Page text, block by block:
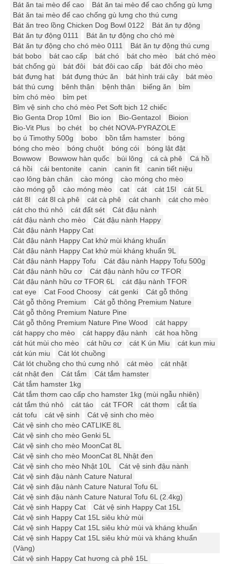
Bát ăn tai mèo đế cao
Bát ăn tai mèo đế cao chống gù lưng
Bát ăn tai mèo đế cao chống gù lưng cho thú cưng
Bát ăn treo lồng Chicken Dog Bowl 0122
Bát ăn tự động
Bát ăn tự động 0111
Bát ăn tự động cho chó mè
Bát ăn tự động cho chó mèo 0111
Bát ăn tự động thú cưng
bát bobo
bát cao cấp bát chó bát cho mèo
bát chó mèo
bát chống gù
bát đôi bát đôi cao cấp
bát đôi cho mèo
bát đựng hạt
bát đựng thức ăn bát hình trái cây
bát mèo
bát thú cưng
bênh thận bệnh thận biếng ăn
bỉm
bỉm chó mèo
bỉm pet
Bỉm vệ sinh cho chó mèo Pet Soft bịch 12 chiếc
Bio Genta Drop 10ml
Bio ion Bio-Gentazol
Bioion
Bio-Vit Plus
bọ chét
bọ chét NOVA-PYRAZOLE
bọ ú Timothy 500g
bobo bồn tắm hamster
bóng
bóng cho mèo
bóng chuột bóng cói
bóng lật đật
Bowwow
Bowwow hàn quốc búi lông cá cà phê
Cá hồ
cá hồi
cái bentonite canin canin fit
canin tiết niệu
cạo lông bàn chân
cào móng
cào móng cho mèo
cào móng gỗ
cào móng mèo cat cát cát 15l
cát 5L
cát 8l
cát 8l cà phê cát cà phê cát chanh
cát cho mèo
cát cho thú nhỏ
cát đất sét
Cát đậu nành
cát đậu nành cho mèo
Cát đậu nành Happy
Cát đậu nành Happy Cat
Cát đậu nành Happy Cat khử mùi kháng khuẩn
Cát đậu nành Happy Cat khử mùi kháng khuẩn 9L
Cát đậu nành Happy Tofu
Cát đậu nành Happy Tofu 500g
Cát đậu nành hữu cơ
Cát đậu nành hữu cơ TFOR
Cát đậu nành hữu cơ TFOR 6L
cát đậu nành TFOR
cat eye
Cat Food Choosy cát genki
Cát gỗ thông
Cát gỗ thông Premium
Cát gỗ thông Premium Nature
Cát gỗ thông Premium Nature Pine
Cát gỗ thông Premium Nature Pine Wood
cát happy
cát happy cho mèo
cát happy đậu nành
cát hoa hồng
cát hút mùi cho mèo
cát hữu cơ cát K ún Miu
cát kun miu
cát kún miu
Cát lót chuồng
Cát lót chuồng cho thú cưng nhỏ
cát mèo
cát nhật
cát nhật đen
Cát tắm
Cát tắm hamster
Cát tắm hamster 1kg
Cát tắm thơm cao cấp cho hamster 1kg (mùi ngẫu nhiên)
cát tắm thú nhỏ
cát táo cát TFOR cát thơm
cắt tỉa
cát tofu
cát vệ sinh
Cát vệ sinh cho mèo
Cát vệ sinh cho mèo CATLIKE 8L
Cát vệ sinh cho mèo Genki 5L
Cát vệ sinh cho mèo MoonCat 8L
Cát vệ sinh cho mèo MoonCat 8L Nhật đen
Cát vệ sinh cho mèo Nhật 10L
Cát vệ sinh đậu nành
Cát vệ sinh đậu nành Cature Natural
Cát vệ sinh đậu nành Cature Natural Tofu 6L
Cát vệ sinh đậu nành Cature Natural Tofu 6L (2.4kg)
Cát vệ sinh Happy Cat
Cát vệ sinh Happy Cat 15L
Cát vệ sinh Happy Cat 15L siêu khử mùi
Cát vệ sinh Happy Cat 15L siêu khử mùi và kháng khuẩn
Cát vệ sinh Happy Cat 15L siêu khử mùi và kháng khuẩn
(Vàng)
Cát vệ sinh Happy Cat hương cà phê 15L